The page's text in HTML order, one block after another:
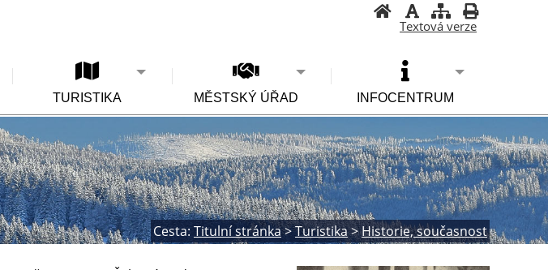
Textová verze
TURISTIKA MĚSTSKÝ ÚŘAD INFOCENTRUM
Cesta: Titulní stránka>Turistika>Historie, současnost